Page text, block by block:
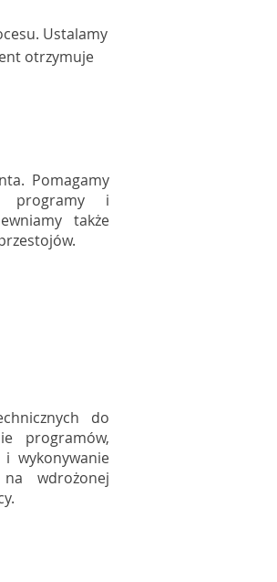
Ustalamy
otrzymuje
Pomagamy
programy i
także
do
programów,
wykonywanie
wdrożonej